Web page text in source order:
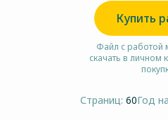
Купить
Файл с работой
скачать в личном
Страниц: 60Год